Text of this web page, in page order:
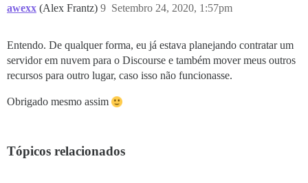
awexx (Alex Frantz) Setembro 24, 2020, 1:57pm
9
Entendo. De qualquer forma, eu já estava planejando contratar um
servidor em nuvem para o Discourse e também mover meus outros
recursos para outro lugar, caso isso não funcionasse.
Obrigado mesmo assim
Tópicos relacionados